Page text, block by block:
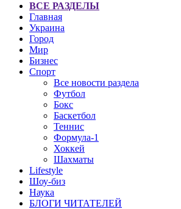
ВСЕ РАЗДЕЛЫ
Главная
Украина
Город
Мир
Бизнес
Спорт
Все новости раздела
Футбол
Бокс
Баскетбол
Теннис
Формула-1
Хоккей
Шахматы
Lifestyle
Шоу-биз
Наука
БЛОГИ ЧИТАТЕЛЕЙ